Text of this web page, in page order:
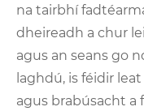
na tairbhí
dheireadh a chur
agus an seans go
laghdú, is féidir
agus brabúsacht a